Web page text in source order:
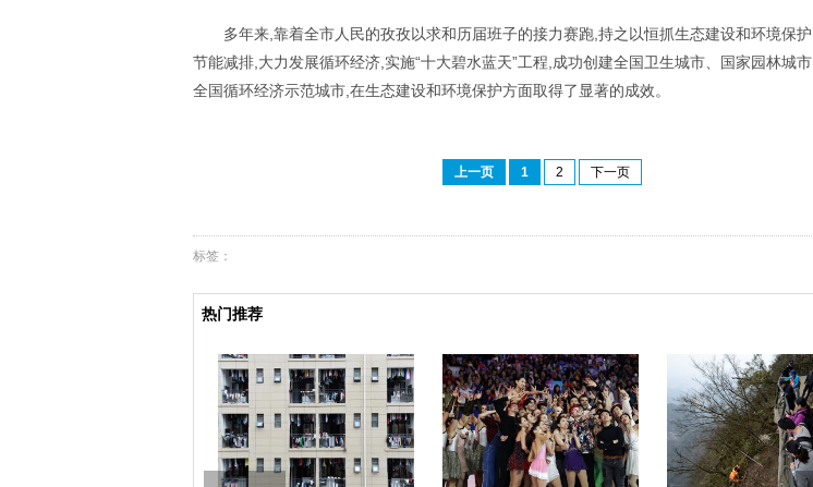
多年来 靠着全市人民的孜孜以求和历届班子的接力赛跑 持之以恒抓生态建设和环境保护
节能减排 大力发展循环经济 实施“十大碧水蓝天”工程 成功创建全国卫生城市、国家园林城市
全国循环经济示范城市 在生态建设和环境保护方面取得了显著的成效。
上一页 1 2 下一页
标签：
热门推荐